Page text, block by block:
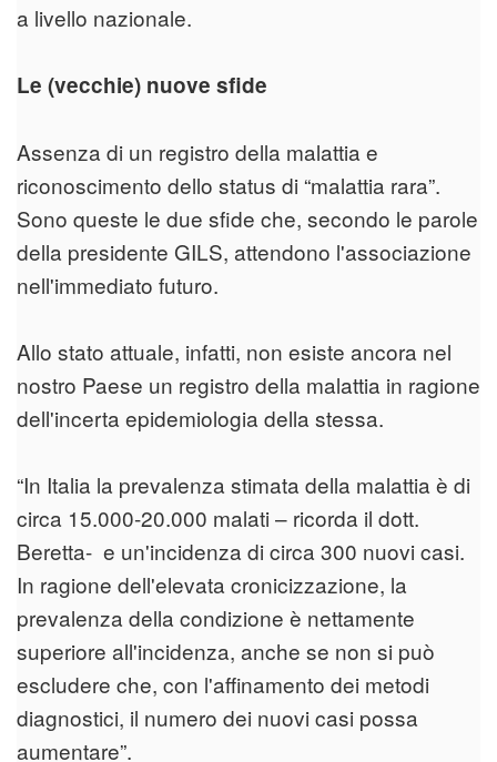
a livello nazionale.
Le (vecchie) nuove sfide
Assenza di un registro della malattia e
riconoscimento dello status di “malattia rara”.
Sono queste le due sfide che, secondo le parole
della presidente GILS, attendono l'associazione
nell'immediato futuro.
Allo stato attuale, infatti, non esiste ancora nel
nostro Paese un registro della malattia in ragione
dell'incerta epidemiologia della stessa.
“In Italia la prevalenza stimata della malattia è di
circa 15.000-20.000 malati – ricorda il dott.
Beretta- e un'incidenza di circa 300 nuovi casi.
In ragione dell'elevata cronicizzazione, la
prevalenza della condizione è nettamente
superiore all'incidenza, anche se non si può
escludere che, con l'affinamento dei metodi
diagnostici, il numero dei nuovi casi possa
aumentare”.